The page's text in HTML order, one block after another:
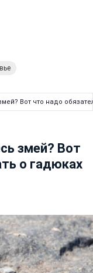
Вот что надо
змей? Вот
о гадюках